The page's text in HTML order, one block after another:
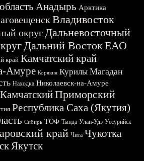
Анадырь Арктика
Владивосток
округДальневосточный
Дальний ВостокЕАО
край Камчатский край
Амуре Корякия Курилы Магадан
Находка Николаевск-на-Амуре
Приморский
Республика Саха (Якутия)
Сибирь ТОФ Тында Улан-Удэ Уссурийск
край Чита Чукотка
Якутск